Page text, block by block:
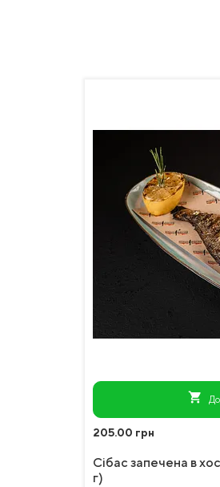
shopping_cart
205.00 грн
Сібас запечена в
г)